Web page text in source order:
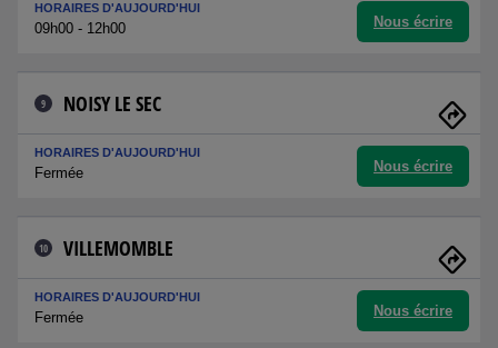
HORAIRES D'AUJOURD'HUI
09h00 - 12h00 Nous écrire
9 NOISY LE SEC
HORAIRES D'AUJOURD'HUI
Fermée Nous écrire
10 VILLEMOMBLE
HORAIRES D'AUJOURD'HUI
Fermée Nous écrire